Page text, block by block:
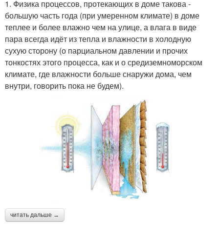
1. Физика процессов, протекающих в доме такова -
большую часть года (при умеренном климате) в доме
теплее и более влажно чем на улице, а влага в виде
пара всегда идёт из тепла и влажности в холодную
сухую сторону (о парциальном давлении и прочих
тонкостях этого процесса, как и о средиземноморском
климате, где влажности больше снаружи дома, чем
внутри, говорить пока не будем).
читать дальше →